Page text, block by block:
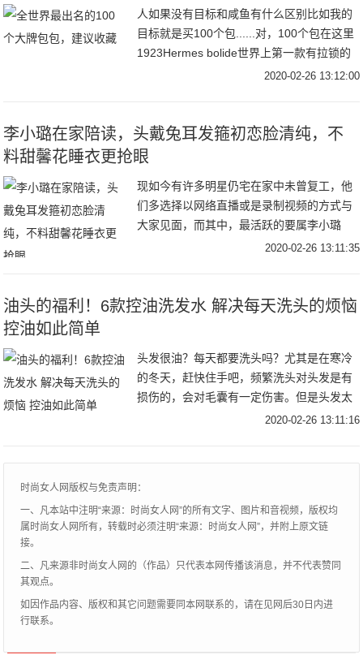
人如果没有目标和咸鱼有什么区别比如我的
目标就是买100个包......对，100个包在这里
1923Hermes bolide世界上第一款有拉锁的
包1924Louis vuitoo keepa最典型的旅
2020-02-26 13:12:00
李小璐在家陪读，头戴兔耳发箍初恋脸清纯，不
料甜馨花睡衣更抢眼
现如今有许多明星仍宅在家中未曾复工，他
们多选择以网络直播或是录制视频的方式与
大家见面，而其中，最活跃的要属李小璐
了，她隔三差五拍摄短视频，日子过得可谓
2020-02-26 13:11:35
油头的福利！6款控油洗发水 解决每天洗头的烦恼
控油如此简单
头发很油？每天都要洗头吗？尤其是在寒冷
的冬天，赶快住手吧，频繁洗头对头发是有
损伤的，会对毛囊有一定伤害。但是头发太
油怎么办？大油头的福音来了！这6 款洗发
2020-02-26 13:11:16
时尚女人网版权与免责声明：
一、凡本站中注明“来源：时尚女人网”的所有文字、图片和音视频，版权均
属时尚女人网所有，转载时必须注明“来源：时尚女人网”，并附上原文链
接。
二、凡来源非时尚女人网的（作品）只代表本网传播该消息，并不代表赞同
其观点。
如因作品内容、版权和其它问题需要同本网联系的，请在见网后30日内进
行联系。